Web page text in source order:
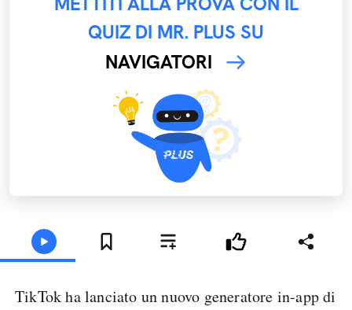
QUIZ DI MR. PLUS SU
NAVIGATORI
TikTok ha lanciato un nuovo generatore in-app di